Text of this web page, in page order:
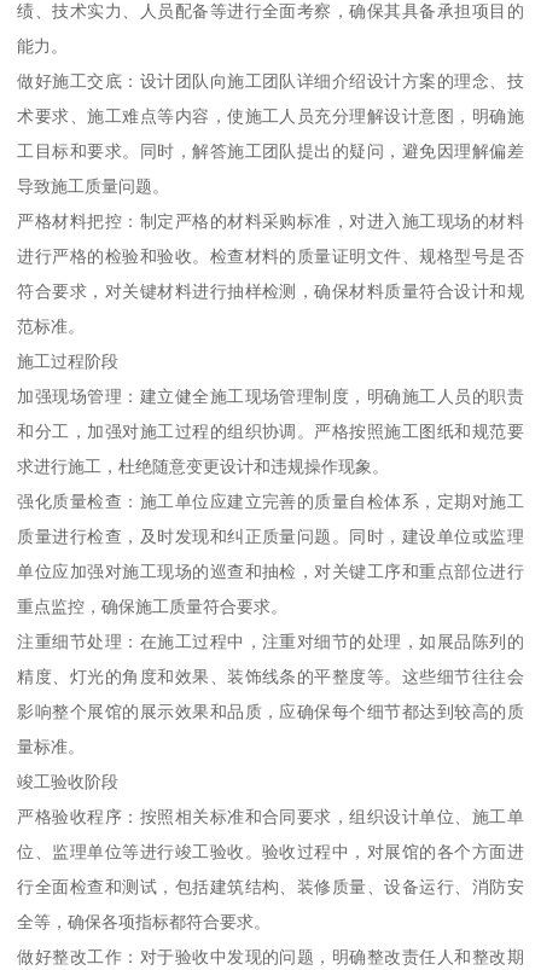
绩、技术实力、人员配备等进行全面考察，确保其具备承担项目的
能力。
做好施工交底：设计团队向施工团队详细介绍设计方案的理念、技
术要求、施工难点等内容，使施工人员充分理解设计意图，明确施
工目标和要求。同时，解答施工团队提出的疑问，避免因理解偏差
导致施工质量问题。
严格材料把控：制定严格的材料采购标准，对进入施工现场的材料
进行严格的检验和验收。检查材料的质量证明文件、规格型号是否
符合要求，对关键材料进行抽样检测，确保材料质量符合设计和规
范标准。
施工过程阶段
加强现场管理：建立健全施工现场管理制度，明确施工人员的职责
和分工，加强对施工过程的组织协调。严格按照施工图纸和规范要
求进行施工，杜绝随意变更设计和违规操作现象。
强化质量检查：施工单位应建立完善的质量自检体系，定期对施工
质量进行检查，及时发现和纠正质量问题。同时，建设单位或监理
单位应加强对施工现场的巡查和抽检，对关键工序和重点部位进行
重点监控，确保施工质量符合要求。
注重细节处理：在施工过程中，注重对细节的处理，如展品陈列的
精度、灯光的角度和效果、装饰线条的平整度等。这些细节往往会
影响整个展馆的展示效果和品质，应确保每个细节都达到较高的质
量标准。
竣工验收阶段
严格验收程序：按照相关标准和合同要求，组织设计单位、施工单
位、监理单位等进行竣工验收。验收过程中，对展馆的各个方面进
行全面检查和测试，包括建筑结构、装修质量、设备运行、消防安
全等，确保各项指标都符合要求。
做好整改工作：对于验收中发现的问题，明确整改责任人和整改期